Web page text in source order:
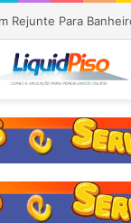
Anália Franco SP